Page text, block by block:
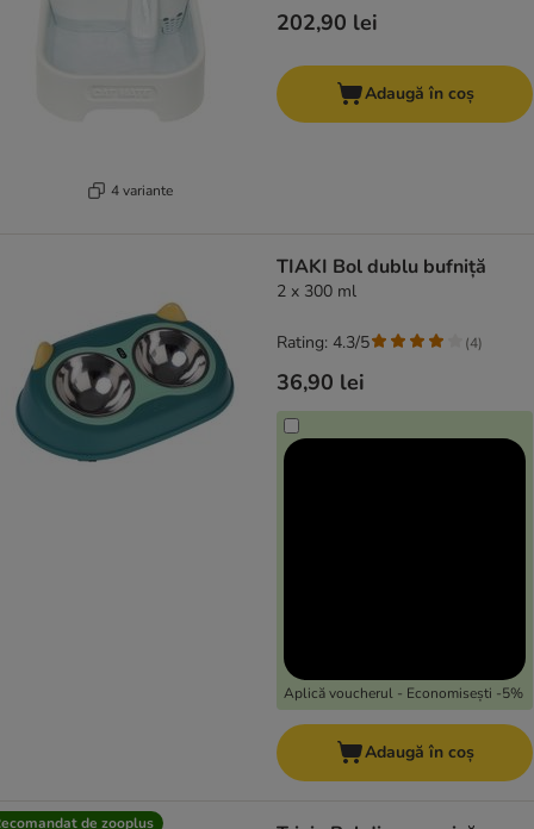
4 variante
202,90 lei
Adaugă în coș
TIAKI Bol dublu bufniță
2 x 300 ml
36,90 lei
Aplică voucherul - Economisești -5%
Rating: 4.3/5 (4)
Adaugă în coș
de zooplus